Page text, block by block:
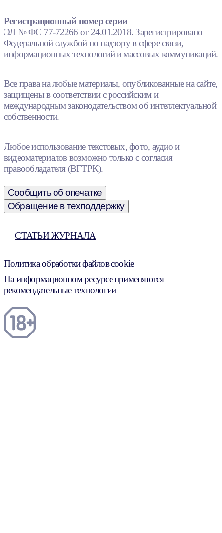
Регистрационный номер серии
ЭЛ № ФС 77-72266 от 24.01.2018. Зарегистрировано
Федеральной службой по надзору в сфере связи,
информационных технологий и массовых коммуникаций.
Все права на любые материалы, опубликованные на сайте,
защищены в соответствии с российским и
международным законодательством об интеллектуальной
собственности.
Любое использование текстовых, фото, аудио и
видеоматериалов возможно только с согласия
правообладателя (ВГТРК).
Сообщить об опечатке
Обращение в техподдержку
СТАТЬИ ЖУРНАЛА
Политика обработки файлов cookie
На информационном ресурсе применяются
рекомендательные технологии